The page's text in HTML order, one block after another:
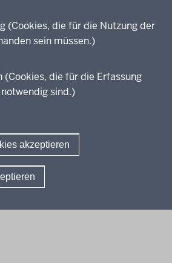
(Cookies, die für die Nutzung der
sein müssen.)
die für die Erfassung
sind.)
akzeptieren